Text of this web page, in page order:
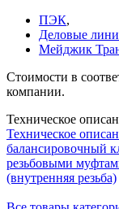
ПЭК,
Деловые
Мейджик
Стоимости в
компании.
Техническое
Техническое
балансировочный
резьбовыми
(внутренняя резьба)